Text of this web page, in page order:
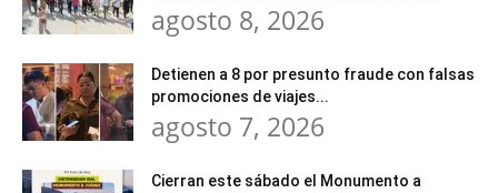
agosto 8, 2026
Detienen a 8 por presunto fraude con falsas
promociones de viajes...
agosto 7, 2026
Cierran este sábado el Monumento a